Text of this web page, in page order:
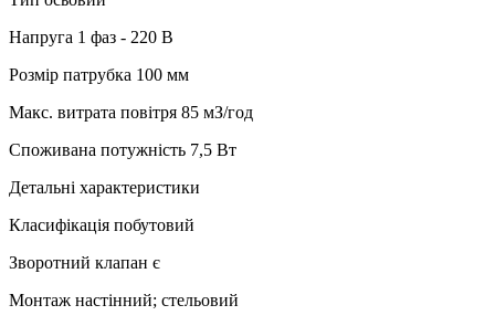
Напруга 1 фаз - 220 В
Розмір патрубка 100 мм
Макс. витрата повітря 85 мЗ/год
Споживана потужність 7,5 Вт
Детальні характеристики
Класифікація побутовий
Зворотний клапан є
Монтаж настінний; стельовий